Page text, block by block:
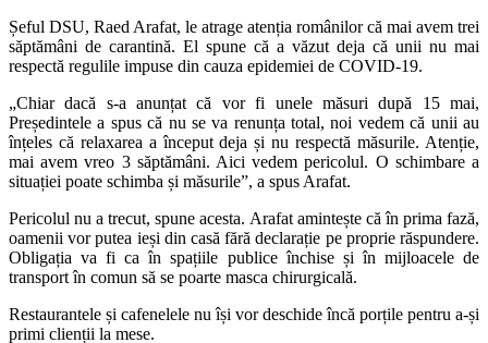
Șeful DSU, Raed Arafat, le atrage atenția românilor că mai avem trei
săptămâni de carantină. El spune că a văzut deja că unii nu mai
respectă regulile impuse din cauza epidemiei de COVID-19.
„Chiar dacă s-a anunțat că vor fi unele măsuri după 15 mai,
Președintele a spus că nu se va renunța total, noi vedem că unii au
înțeles că relaxarea a început deja și nu respectă măsurile. Atenție,
mai avem vreo 3 săptămâni. Aici vedem pericolul. O schimbare a
situației poate schimba și măsurile”, a spus Arafat.
Pericolul nu a trecut, spune acesta. Arafat amintește că în prima fază,
oamenii vor putea ieși din casă fără declarație pe proprie răspundere.
Obligația va fi ca în spațiile publice închise și în mijloacele de
transport în comun să se poarte masca chirurgicală.
Restaurantele și cafenelele nu își vor deschide încă porțile pentru a-și
primi clienții la mese.